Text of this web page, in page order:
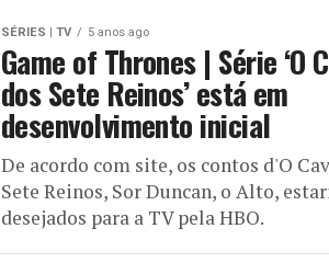
SÉRIES | TV 5 anos ago
Game of Thrones | Série ‘O
dos Sete Reinos’ está em
desenvolvimento inicial
De acordo com site, os contos d'O
Sete Reinos, Sor Duncan, o Alto,
desejados para a TV pela HBO.